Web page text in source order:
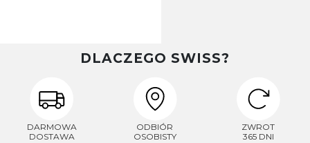
DLACZEGO SWISS?
DARMOWA
DOSTAWA
ODBIÓR
OSOBISTY
ZWROT
365 DNI